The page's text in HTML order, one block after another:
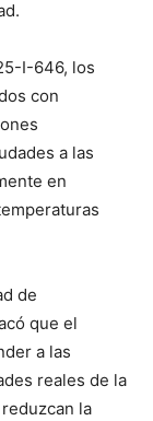
I-646, los
con
a las
en
de
que el
a las
reales de la
la